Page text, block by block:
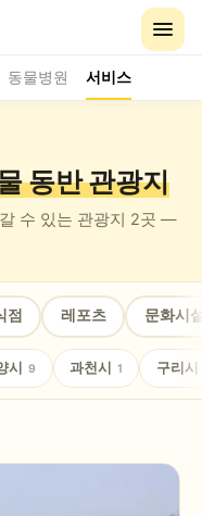
동물병원 서비스
동반관광지
수 있는 관광지 2곳 —
점 레포츠 문화시
시 9 과천시 1 구리시